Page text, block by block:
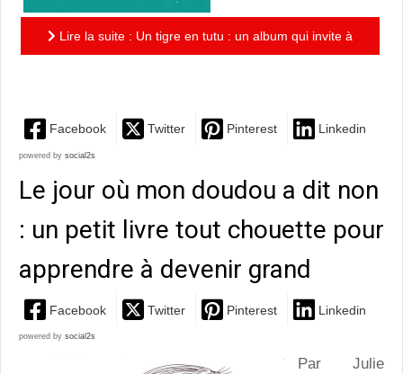
Lire la suite : Un tigre en tutu : un album qui invite à
Facebook Twitter Pinterest Linkedin
powered by social2s
Le jour où mon doudou a dit non
: un petit livre tout chouette pour
apprendre à devenir grand
Facebook Twitter Pinterest Linkedin
powered by social2s
Par Julie